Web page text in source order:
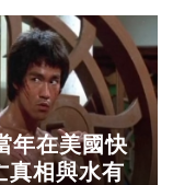
年在美國快
真相與水有